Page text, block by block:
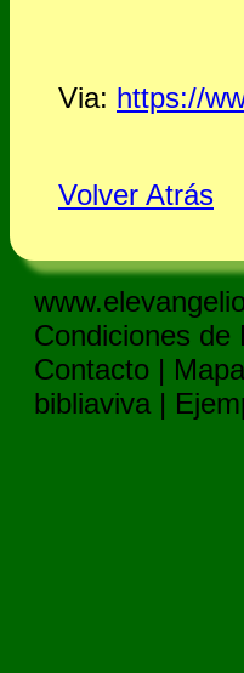
Via: https://
Volver Atrás
Condiciones de
Contacto |
bibliaviva |